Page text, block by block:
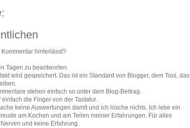
hinterlässt?
Tagen zu beantworten.
wird gespeichert. Das ist ein Standard von Blogger, dem Tool, das
stehen einfach so unter dem Blog-Beitrag.
die Finger von der Tastatur.
keine Auswertungen damit und ich lösche nichts. Ich lebe ein
am Kochen und am Teilen meiner Erfahrungen. Für alles
und keine Erfahrung.